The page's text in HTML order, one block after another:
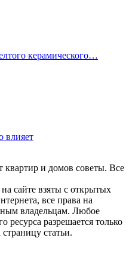
керамического…
влияет
квартир и домов советы. Все
сайте взяты с открытых
все права на
владельцам. Любое
ресурса разрешается только
статьи.